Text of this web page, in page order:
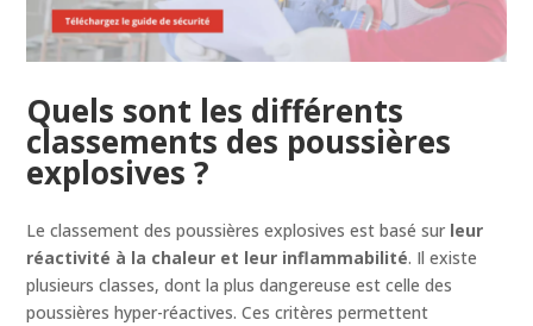
Quels sont les différents
classements des poussières
explosives ?
Le classement des poussières explosives est basé sur leur
réactivité à la chaleur et leur inflammabilité. Il existe
plusieurs classes, dont la plus dangereuse est celle des
poussières hyper-réactives. Ces critères permettent